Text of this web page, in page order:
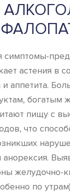
симптомы-
астения в
аппетита.
богатым
пищу с
что
анорексия.
желудочно-
по